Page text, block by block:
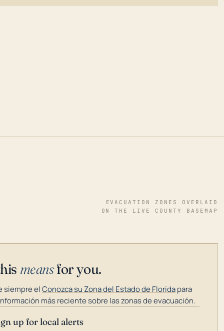
EVACUATION ZONES OVERLAID
ON THE LIVE COUNTY BASEMAP
meansfor you.
siempre elConozca su Zona del Estado de Floridapara
más reciente sobre las zonas de evacuación.
up for local alerts